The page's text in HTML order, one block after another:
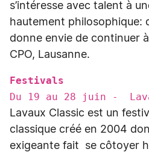
s’intéresse avec talent à
hautement philosophique:
donne envie de continuer
CPO, Lausanne.
Festivals
Du 19 au 28 juin -
Lavaux Classic est un
classique créé en 2004
exigeante fait se côtoyer